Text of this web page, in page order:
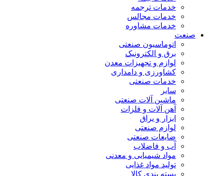
خدمات ترجمه
خدمات مجالس
خدمات مشاوره
صنعت
اتوماسیون صنعتی
برق و الکترونیک
لوازم و تجهیزات معدن
کشاورزی و دامداری
خدمات صنعتی
سایر
ماشین آلات صنعتی
آهن آلات و فلزات
ابزار و یراق
لوازم صنعتی
ضایعات صنعتی
آب و فاضلاب
مواد شیمیایی و معدنی
تولید مواد غذایی
بسته بندی کالا